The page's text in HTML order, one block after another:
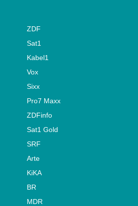
ZDF
Sat1
Kabel1
Vox
Sixx
Pro7 Maxx
ZDFinfo
Sat1 Gold
SRF
Arte
KiKA
BR
MDR